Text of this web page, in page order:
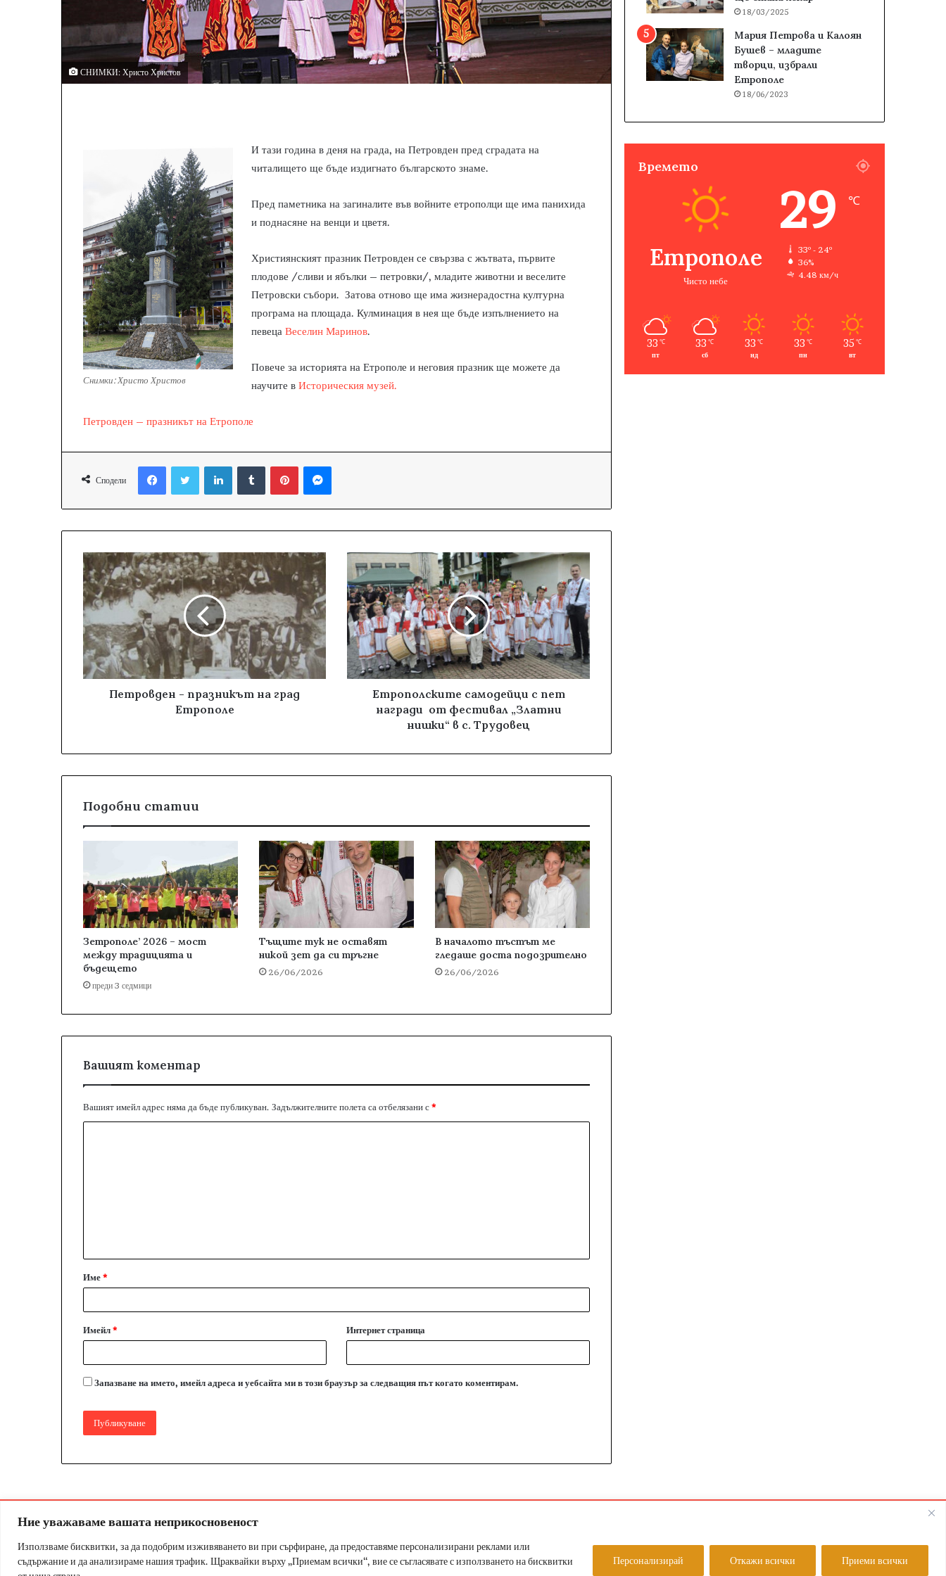
Ние уважаваме вашата неприкосновеност
Използваме бисквитки, за да подобрим изживяването ви при сърфиране, да предоставяме персонализирани реклами или
съдържание и да анализираме нашия трафик. Щраквайки върху „Приемам всички“, вие се съгласявате с използването на бисквитки
Персонализирай Откажи всички Приеми всички
СНИМКИ: Христо Христов
Снимки: Христо Христов
И тази година в деня на града, на Петровден пред сградата на
читалището ще бъде издигнато българското знаме.
Пред паметника на загиналите във войните етрополци ще има панихида
и поднасяне на венци и цветя.
Християнският празник Петровден се свързва с жътвата, първите
плодове /сливи и ябълки – петровки/, младите животни и веселите
Петровски събори. Затова отново ще има жизнерадостна културна
програма на площада. Кулминация в нея ще бъде изпълнението на
певецаВеселин Маринов.
Повече за историята на Етрополе и неговия празник ще можете да
научите вИсторическия музей.
Петровден – празникът на Етрополе
Сподели
Facebook LinkedIn
Петровден - празникът на град
Етрополе
Етрополските самодейци с пет
награди от фестивал „Златни
нишки“ в с. Трудовец
Подобни статии
Зетрополе’ 2026 – мост
между традицията и
бъдещето
преди 3 седмици
Тъщите тук не оставят
никой зет да си тръгне
26/06/2026
В началото тъстът ме
гледаше доста подозрително
26/06/2026
Вашият коментар
Вашият имейл адрес няма да бъде публикуван. Задължителните полета са отбелязани с*
а
р
Име*
Имейл* Интернет страница
Запазване на името, имейл адреса и уебсайта ми в този браузър за следващия път когато коментирам.
18/03/2025
Мария Петрова и Калоян
Бушев – младите
творци, избрали
Етрополе
18/06/2023
Времето
Етрополе
Чисто небе
29 ℃
33º - 24º
36%
4.48 км/ч
33 ℃
пт
33 ℃
сб
33 ℃
нд
33 ℃
пн
35 ℃
вт
Условия за ползване
За нас